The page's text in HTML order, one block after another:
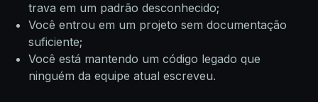
trava em um padrão desconhecido;
Você entrou em um projeto sem documentação
suficiente;
Você está mantendo um código legado que
ninguém da equipe atual escreveu.